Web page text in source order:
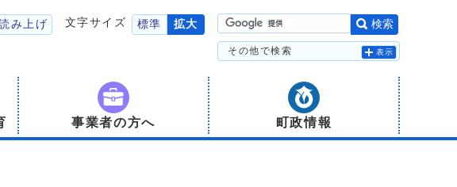
み上げ 文字サイズ 標準 拡大 検索
その他で検索 表示
事業者の方へ 町政情報